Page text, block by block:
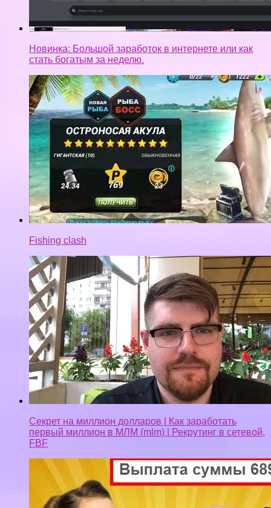
Новинка: Большой заработок в интернете или как
стать богатым за неделю.
Fishing clash
Секрет на миллион долларов | Как заработать
первый миллион в МЛМ (mlm) | Рекрутинг в сетевой,
FBF